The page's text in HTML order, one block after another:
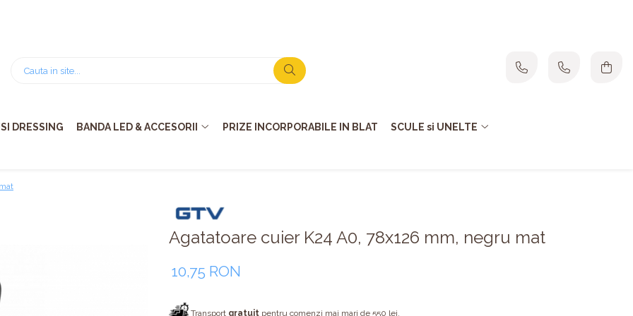
DRESSING BANDA LED & ACCESORII PRIZE INCORPORABILE IN BLAT SCULE si UNELTE
Agatatoare cuier K24 A0, 78x126 mm, negru mat
10,75 RON
Transport gratuit pentru comenzi mai mari de 550 lei.